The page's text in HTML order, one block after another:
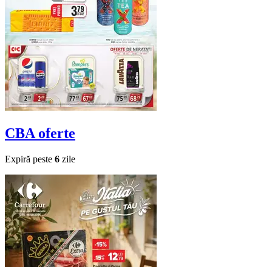
CBAoferte
Expiră peste 6 zile